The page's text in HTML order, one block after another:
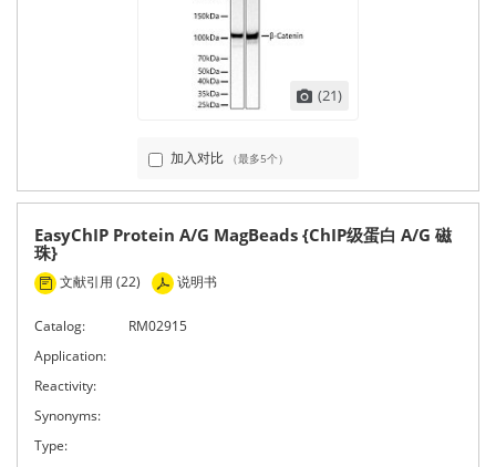
(21)
加入对比 （最多5个）
EasyChIP Protein A/G MagBeads {ChIP级蛋白 A/G 磁
珠}
文献引用 (22) 说明书
Catalog:
RM02915
Application:
Reactivity:
Synonyms:
Type: